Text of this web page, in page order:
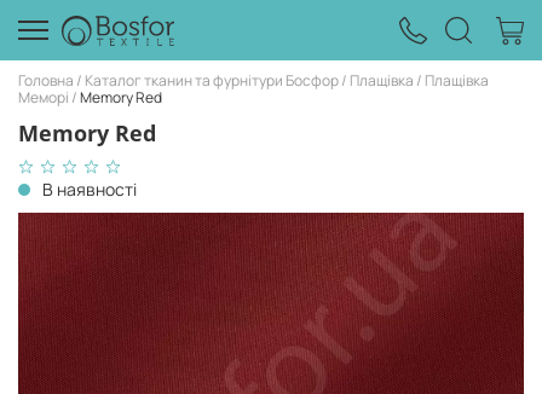
Головна Каталог тканин та фурнітури Босфор Плащівка
Плащівка
Меморі Memory Red
Memory Red
В наявності